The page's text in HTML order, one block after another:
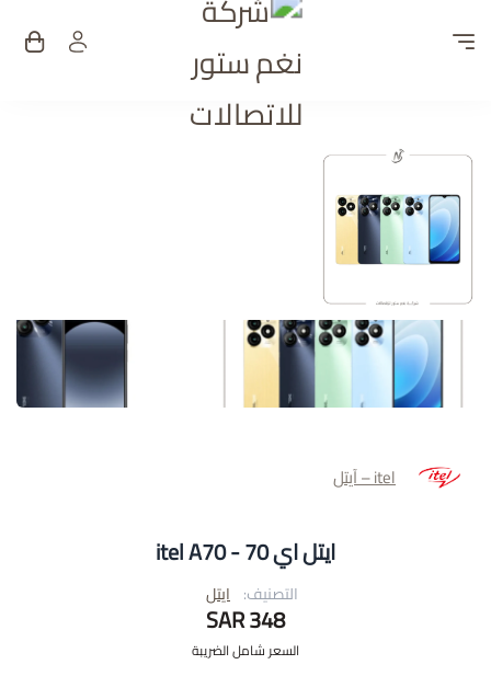
شركة نغم ستور
itel – آيتل
ايتل اي 70 - itel A70
التصنيف: ايتل
348 SAR
السعر شامل الضريبة